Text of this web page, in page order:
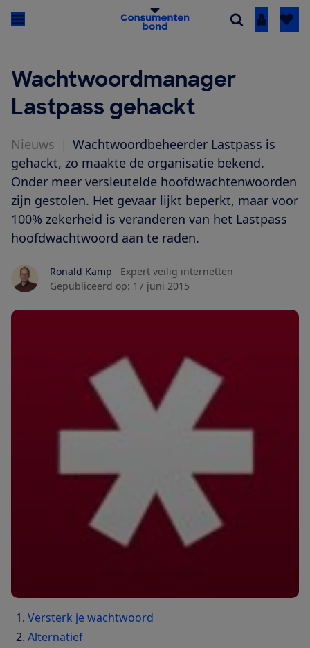
Inloggen
Wachtwoordmanager
Lastpass gehackt
Nieuws
Wachtwoordbeheerder Lastpass is
gehackt, zo maakte de organisatie bekend.
Onder meer versleutelde hoofdwachtenwoorden
zijn gestolen. Het gevaar lijkt beperkt, maar voor
100% zekerheid is veranderen van het Lastpass
hoofdwachtwoord aan te raden.
Ronald Kamp
Expert veilig internetten
Gepubliceerd op: 17 juni 2015
Versterk je wachtwoord
Alternatief